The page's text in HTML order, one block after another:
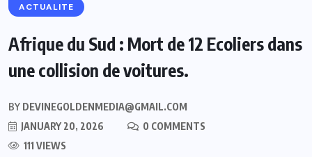
ACTUALITE
Afrique du Sud : Mort de 12 Ecoliers dans
une collision de voitures.
BY DEVINEGOLDENMEDIA@GMAIL.COM
JANUARY 20, 2026
0 COMMENTS
111 VIEWS